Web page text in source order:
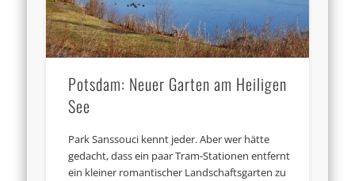
Potsdam: Neuer Garten am Heiligen
See
Park Sanssouci kennt jeder. Aber wer hätte
gedacht, dass ein paar Tram-Stationen entfernt
ein kleiner romantischer Landschaftsgarten zu